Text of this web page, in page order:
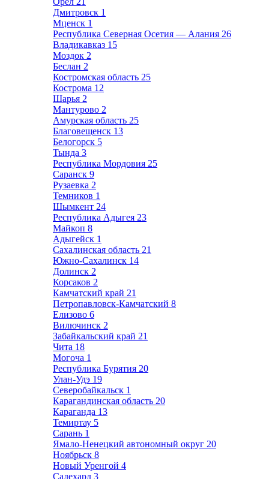
Дмитровск 1
Мценск 1
Республика Северная Осетия — Алания 26
Владикавказ 15
Моздок 2
Беслан 2
Костромская область 25
Кострома 12
Шарья 2
Мантурово 2
Амурская область 25
Благовещенск 13
Белогорск 5
Тында 3
Республика Мордовия 25
Саранск 9
Рузаевка 2
Темников 1
Шымкент 24
Республика Адыгея 23
Майкоп 8
Адыгейск 1
Сахалинская область 21
Южно-Сахалинск 14
Долинск 2
Корсаков 2
Камчатский край 21
Петропавловск-Камчатский 8
Елизово 6
Вилючинск 2
Забайкальский край 21
Чита 18
Могоча 1
Республика Бурятия 20
Улан-Удэ 19
Северобайкальск 1
Карагандинская область 20
Караганда 13
Темиртау 5
Сарань 1
Ямало-Ненецкий автономный округ 20
Ноябрьск 8
Новый Уренгой 4
Салехард 3